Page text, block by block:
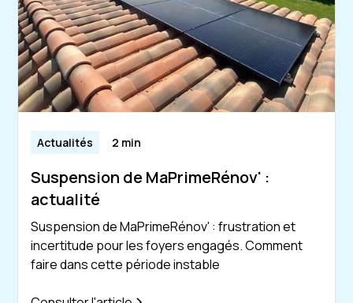
Actualités 2 min
Suspension de MaPrimeRénov' :
actualité
Suspension de MaPrimeRénov' : frustration et
incertitude pour les foyers engagés. Comment
faire dans cette période instable